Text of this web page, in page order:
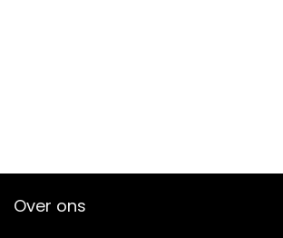
Over ons